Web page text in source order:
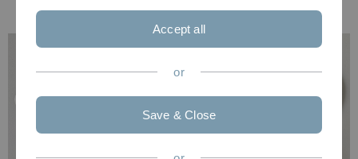
Accept all
or
Save & Close